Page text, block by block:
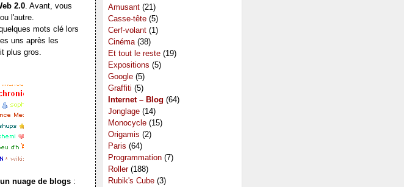
2.0 . Avant, vous
l'autre.
mots clé lors
uns après les
plus gros.
un nuage de blogs :
Amusant (21)
Casse-tête (5)
Cerf-volant (1)
Cinéma(38)
Et tout le reste (19)
Expositions (5)
Google (5)
Graffiti (5)
Internet – Blog (64)
Jonglage (14)
Monocycle (15)
Origamis (2)
Paris (64)
Programmation (7)
Roller(188)
Rubik's Cube (3)